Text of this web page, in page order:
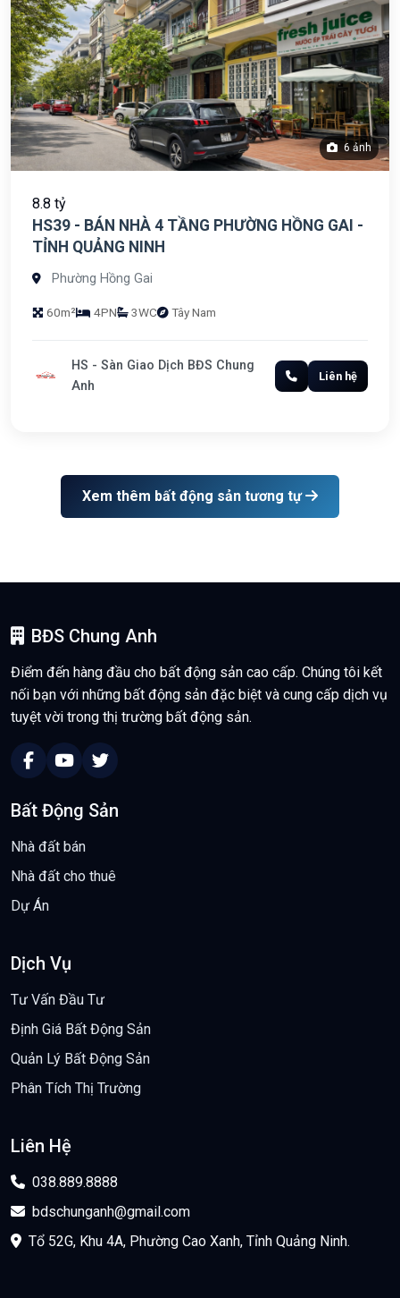
6 ảnh
8.8 tỷ
HS39 - BÁN NHÀ 4 TẦNG PHƯỜNG HỒNG GAI -
TỈNH QUẢNG NINH
Phường Hồng Gai
60m² 4PN 3WC Tây Nam
HS - Sàn Giao Dịch BĐS Chung
Anh
Liên hệ
Xem thêm bất động sản tương tự
BĐS Chung Anh
Điểm đến hàng đầu cho bất động sản cao cấp. Chúng tôi kết
nối bạn với những bất động sản đặc biệt và cung cấp dịch vụ
tuyệt vời trong thị trường bất động sản.
Bất Động Sản
Nhà đất bán
Nhà đất cho thuê
Dự Án
Dịch Vụ
Tư Vấn Đầu Tư
Định Giá Bất Động Sản
Quản Lý Bất Động Sản
Phân Tích Thị Trường
Liên Hệ
038.889.8888
bdschunganh@gmail.com
Tổ 52G, Khu 4A, Phường Cao Xanh, Tỉnh Quảng Ninh.